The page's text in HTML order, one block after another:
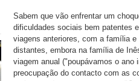
Sabem que vão enfrentar um
dificuldades sociais bem patentes
viagens anteriores, com a família
distantes, embora na família de
viagem anual ("poupávamos o ano
preocupação do contacto com as